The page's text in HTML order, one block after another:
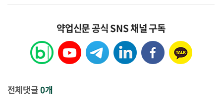
약업신문 공식 SNS 채널 구독
전체댓글0개